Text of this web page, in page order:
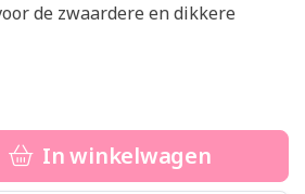
de zwaardere en dikkere
In winkelwagen